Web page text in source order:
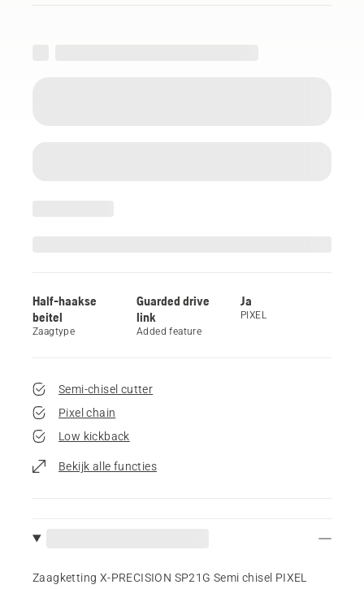
Half-haakse
beitel
Zaagtype
Guarded drive
link
Added feature
Ja
PIXEL
Semi-chisel cutter
Pixel chain
Low kickback
Bekijk alle functies
Zaagketting X-PRECISION SP21G Semi chisel PIXEL